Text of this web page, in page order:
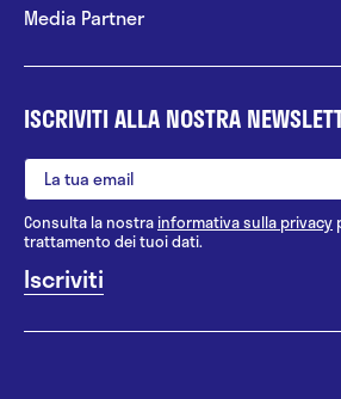
Media Partner
ISCRIVITI ALLA NOSTRA
Consulta la nostrainformativa sulla privacy
trattamento dei tuoi dati.